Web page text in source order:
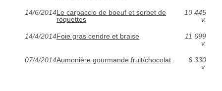
14/6/2014Le carpaccio de boeuf et sorbet de
roquettes
10 445
v.
14/4/2014Foie gras cendre et braise
11 699
v.
07/4/2014Aumonière gourmande fruit/chocolat
6 330
v.